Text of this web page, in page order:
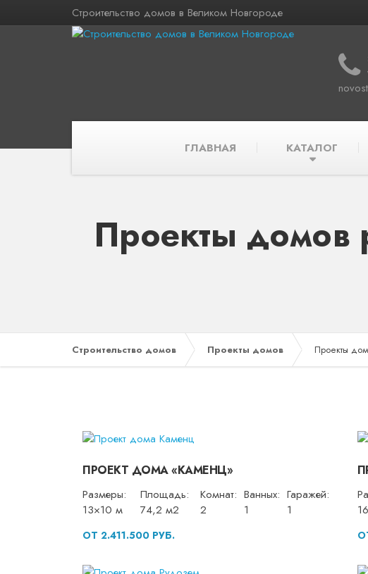
Строительство домов в Великом Новгороде
ГЛАВНАЯ КАТАЛОГ
Проекты домов
Строительство домов Проекты домов Проекты
ПРОЕКТ ДОМА «КАМЕНЦ»
Размеры:
13×10 м
Площадь:
74,2 м2
Комнат:
2
Ванных:
1
Гаражей:
1
ОТ 2.411.500 РУБ.